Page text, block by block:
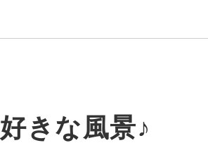
好きな風景♪